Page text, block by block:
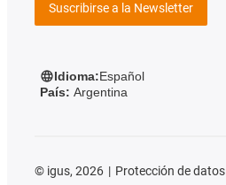
Suscribirse a la Newsletter
Idioma:Español
País: Argentina
© igus, 2026 Protección de datos